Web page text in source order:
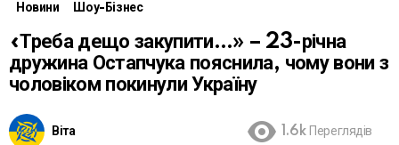
Новини Шоу-Бізнес
«Треба дещо закупити…» – 23-річна
дружина Остапчука пояснила, чому вони з
чоловіком покинули Україну
Віта 1.6k Переглядів